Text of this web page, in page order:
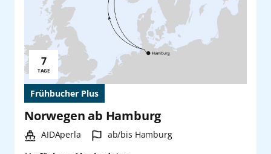
Frühbucher Plus
Norwegen ab Hamburg
Schiff:
AIDAperla Hafen:
ab/bis Hamburg
Reisedauer:
7
TAGE